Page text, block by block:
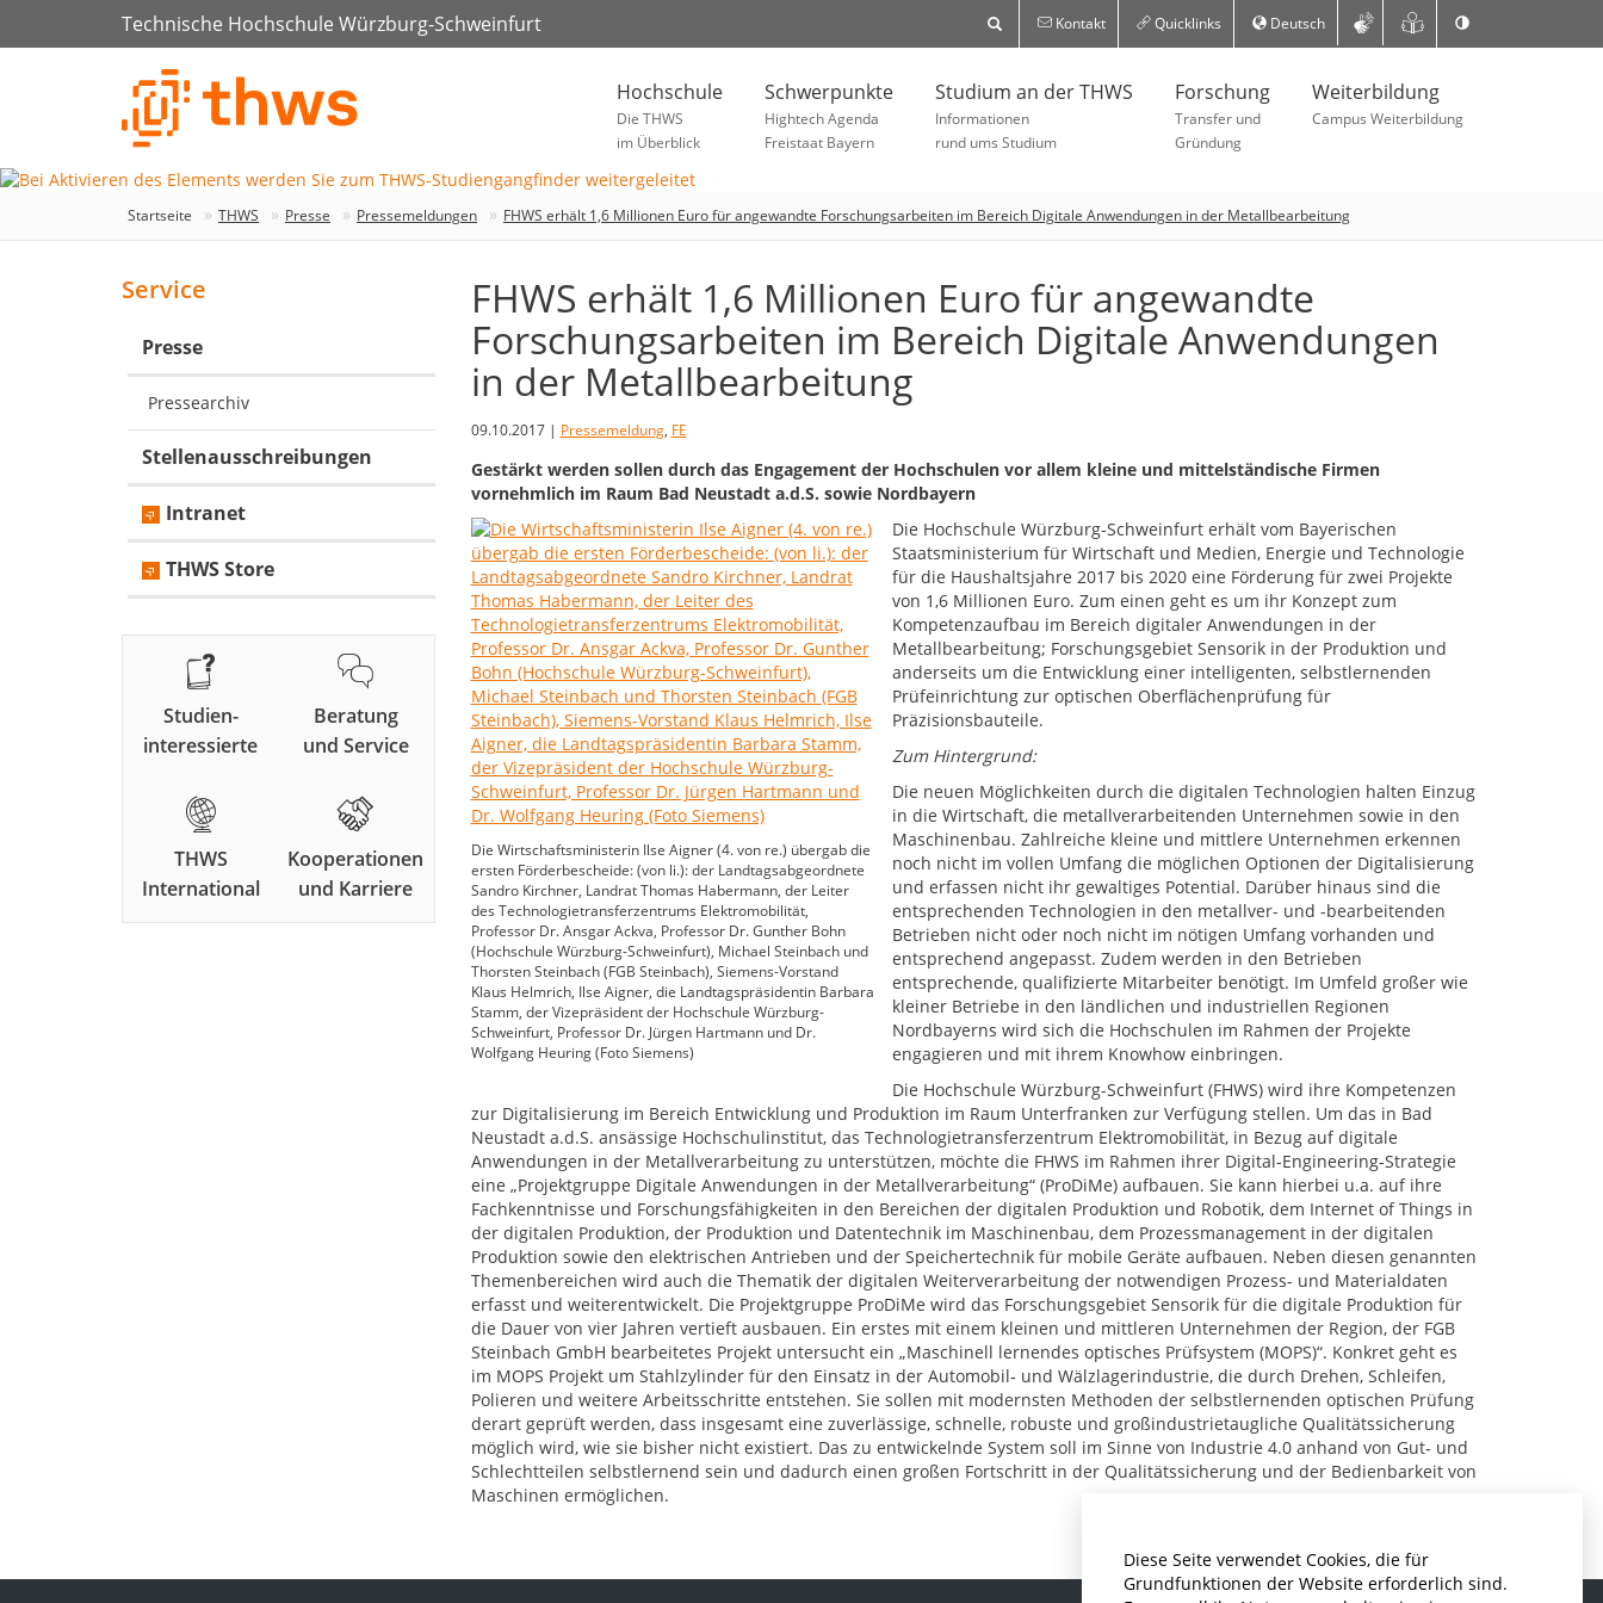
Diese Seite verwendet Cookies, die für
Grundfunktionen der Website erforderlich sind.
Technische Hochschule Würzburg-Schweinfurt Kontakt Quicklinks Deutsch
Hochschule
Die THWS
im Überblick
Schwerpunkte
Hightech Agenda
Freistaat Bayern
Studium an der THWS
Informationen
rund ums Studium
Forschung
Transfer und
Gründung
Weiterbildung
Campus Weiterbildung
Startseite THWS Presse Pressemeldungen FHWS erhält 1,6 Millionen Euro für angewandte Forschungsarbeiten im Bereich Digitale Anwendungen in der Metallbearbeitung
FHWS erhält 1,6 Millionen Euro für angewandte
Forschungsarbeiten im Bereich Digitale Anwendungen
in der Metallbearbeitung
09.10.2017 | Pressemeldung, FE
Gestärkt werden sollen durch das Engagement der Hochschulen vor allem kleine und mittelständische Firmen
vornehmlich im Raum Bad Neustadt a.d.S. sowie Nordbayern
Die Wirtschaftsministerin Ilse Aigner (4. von re.) übergab die
ersten Förderbescheide: (von li.): der Landtagsabgeordnete
Sandro Kirchner, Landrat Thomas Habermann, der Leiter
des Technologietransferzentrums Elektromobilität,
Professor Dr. Ansgar Ackva, Professor Dr. Gunther Bohn
(Hochschule Würzburg-Schweinfurt), Michael Steinbach und
Thorsten Steinbach (FGB Steinbach), Siemens-Vorstand
Klaus Helmrich, Ilse Aigner, die Landtagspräsidentin Barbara
Stamm, der Vizepräsident der Hochschule Würzburg-
Schweinfurt, Professor Dr. Jürgen Hartmann und Dr.
Wolfgang Heuring (Foto Siemens)
Die Hochschule Würzburg-Schweinfurt erhält vom Bayerischen
Staatsministerium für Wirtschaft und Medien, Energie und Technologie
für die Haushaltsjahre 2017 bis 2020 eine Förderung für zwei Projekte
von 1,6 Millionen Euro. Zum einen geht es um ihr Konzept zum
Kompetenzaufbau im Bereich digitaler Anwendungen in der
Metallbearbeitung; Forschungsgebiet Sensorik in der Produktion und
anderseits um die Entwicklung einer intelligenten, selbstlernenden
Prüfeinrichtung zur optischen Oberflächenprüfung für
Präzisionsbauteile.
Zum Hintergrund:
Die neuen Möglichkeiten durch die digitalen Technologien halten Einzug
in die Wirtschaft, die metallverarbeitenden Unternehmen sowie in den
Maschinenbau. Zahlreiche kleine und mittlere Unternehmen erkennen
noch nicht im vollen Umfang die möglichen Optionen der Digitalisierung
und erfassen nicht ihr gewaltiges Potential. Darüber hinaus sind die
entsprechenden Technologien in den metallver- und -bearbeitenden
Betrieben nicht oder noch nicht im nötigen Umfang vorhanden und
entsprechend angepasst. Zudem werden in den Betrieben
entsprechende, qualifizierte Mitarbeiter benötigt. Im Umfeld großer wie
kleiner Betriebe in den ländlichen und industriellen Regionen
Nordbayerns wird sich die Hochschulen im Rahmen der Projekte
engagieren und mit ihrem Knowhow einbringen.
Die Hochschule Würzburg-Schweinfurt (FHWS) wird ihre Kompetenzen
zur Digitalisierung im Bereich Entwicklung und Produktion im Raum Unterfranken zur Verfügung stellen. Um das in Bad
Neustadt a.d.S. ansässige Hochschulinstitut, das Technologietransferzentrum Elektromobilität, in Bezug auf digitale
Anwendungen in der Metallverarbeitung zu unterstützen, möchte die FHWS im Rahmen ihrer Digital-Engineering-Strategie
eine „Projektgruppe Digitale Anwendungen in der Metallverarbeitung“ (ProDiMe) aufbauen. Sie kann hierbei u.a. auf ihre
Fachkenntnisse und Forschungsfähigkeiten in den Bereichen der digitalen Produktion und Robotik, dem Internet of Things in
der digitalen Produktion, der Produktion und Datentechnik im Maschinenbau, dem Prozessmanagement in der digitalen
Produktion sowie den elektrischen Antrieben und der Speichertechnik für mobile Geräte aufbauen. Neben diesen genannten
Themenbereichen wird auch die Thematik der digitalen Weiterverarbeitung der notwendigen Prozess- und Materialdaten
erfasst und weiterentwickelt. Die Projektgruppe ProDiMe wird das Forschungsgebiet Sensorik für die digitale Produktion für
die Dauer von vier Jahren vertieft ausbauen. Ein erstes mit einem kleinen und mittleren Unternehmen der Region, der FGB
Steinbach GmbH bearbeitetes Projekt untersucht ein „Maschinell lernendes optisches Prüfsystem (MOPS)“. Konkret geht es
im MOPS Projekt um Stahlzylinder für den Einsatz in der Automobil‐ und Wälzlagerindustrie, die durch Drehen, Schleifen,
Polieren und weitere Arbeitsschritte entstehen. Sie sollen mit modernsten Methoden der selbstlernenden optischen Prüfung
derart geprüft werden, dass insgesamt eine zuverlässige, schnelle, robuste und großindustrietaugliche Qualitätssicherung
möglich wird, wie sie bisher nicht existiert. Das zu entwickelnde System soll im Sinne von Industrie 4.0 anhand von Gut‐ und
Schlechtteilen selbstlernend sein und dadurch einen großen Fortschritt in der Qualitätssicherung und der Bedienbarkeit von
Maschinen ermöglichen.
Service
Presse
Pressearchiv
Stellenausschreibungen
Intranet
THWS Store
Studien-
interessierte
Beratung
und Service
THWS
International
Kooperationen
und Karriere